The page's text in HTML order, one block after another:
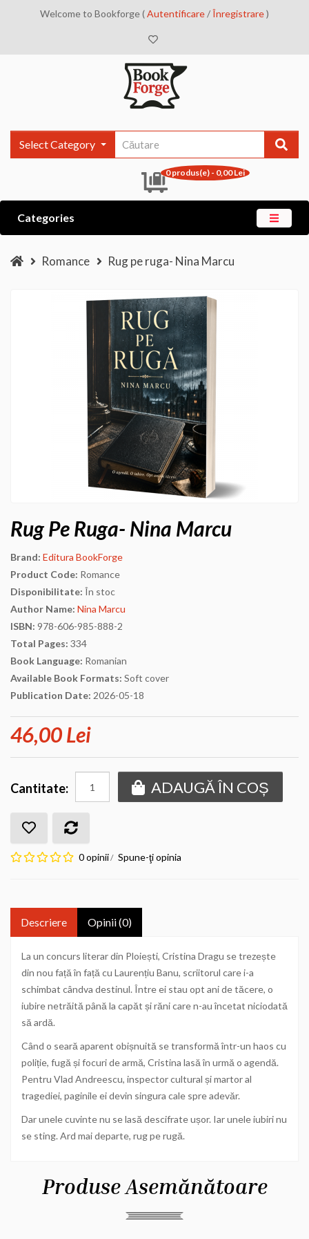
Welcome to Bookforge (Autentificare/Înregistrare)
Select Category
0 produs(e) - 0,00 Lei
Categories
Romance Rug pe ruga- Nina Marcu
Rug Pe Ruga- Nina Marcu
Brand: Editura BookForge
Product Code: Romance
Disponibilitate: În stoc
Author Name: Nina Marcu
ISBN: 978-606-985-888-2
Total Pages: 334
Book Language: Romanian
Available Book Formats: Soft cover
Publication Date: 2026-05-18
46,00 Lei
Cantitate: ADAUGĂ ÎN COȘ
0 opinii/ Spune-ţi opinia
Descriere Opinii (0)
La un concurs literar din Ploiești, Cristina Dragu se trezește
din nou față în față cu Laurențiu Banu, scriitorul care i-a
schimbat cândva destinul. Între ei stau opt ani de tăcere, o
iubire netrăită până la capăt și răni care n-au încetat niciodată
să ardă.
Când o seară aparent obișnuită se transformă într-un haos cu
poliție, fugă și focuri de armă, Cristina lasă în urmă o agendă.
Pentru Vlad Andreescu, inspector cultural și martor al
tragediei, paginile ei devin singura cale spre adevăr.
Dar unele cuvinte nu se lasă descifrate ușor. Iar unele iubiri nu
se sting. Ard mai departe, rug pe rugă.
Produse Asemănătoare